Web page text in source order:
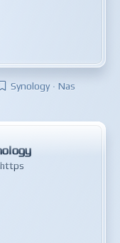
Synology · Nas